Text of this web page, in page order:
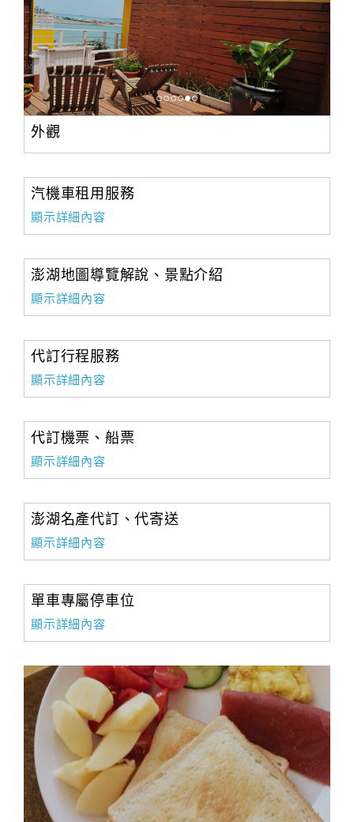
外觀
汽機車租用服務
顯示詳細內容
澎湖地圖導覽解說、景點介紹
顯示詳細內容
代訂行程服務
顯示詳細內容
代訂機票、船票
顯示詳細內容
澎湖名產代訂、代寄送
顯示詳細內容
單車專屬停車位
顯示詳細內容